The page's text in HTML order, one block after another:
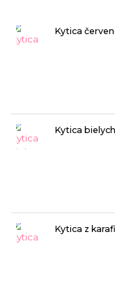
Kytica
Kytica
Kytica z